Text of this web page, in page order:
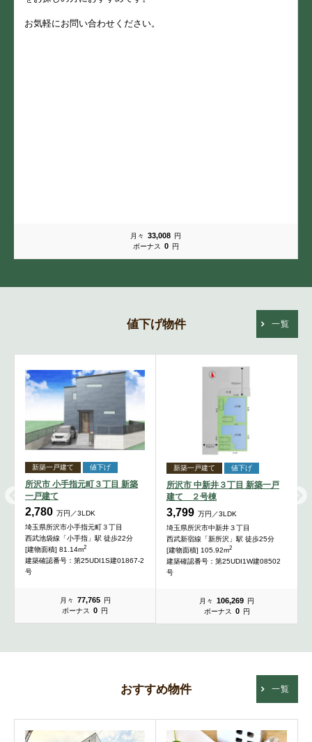
お気軽にお問い合わせください。
月々 33,008 円
ボーナス
0 円
値下げ物件 一覧
新築一戸建て 値下げ
所沢市 小手指元町３丁目 新築
一戸建て
2,780 万円／3LDK
埼玉県所沢市小手指元町３丁目
西武池袋線「小手指」駅 徒歩22分
[建物面積] 81.14m2
建築確認番号：第25UDI1S建01867-2
号
月々 77,765 円
ボーナス
0 円
新築一戸建て 値下げ
所沢市 中新井３丁目 新築一戸
建て ２号棟
3,799 万円／3LDK
埼玉県所沢市中新井３丁目
西武新宿線「新所沢」駅 徒歩25分
[建物面積] 105.92m2
建築確認番号：第25UDI1W建08502
号
月々 106,269 円
ボーナス
0 円
おすすめ物件 一覧